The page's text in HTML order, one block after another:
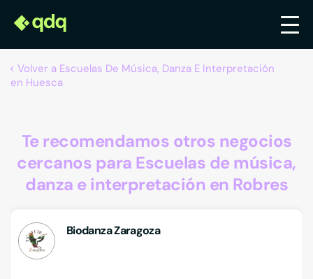
Volver a Escuelas De Música, Danza E Interpretación
en Huesca
Te recomendamos otros negocios
cercanos para Escuelas de música,
danza e interpretación en Robres
Biodanza Zaragoza